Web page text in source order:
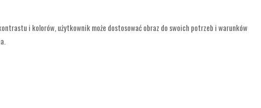
i kolorów, użytkownik może dostosować obraz do swoich potrzeb i warunków